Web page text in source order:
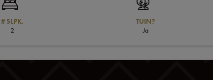
# SLPK.
2
TUIN?
Ja